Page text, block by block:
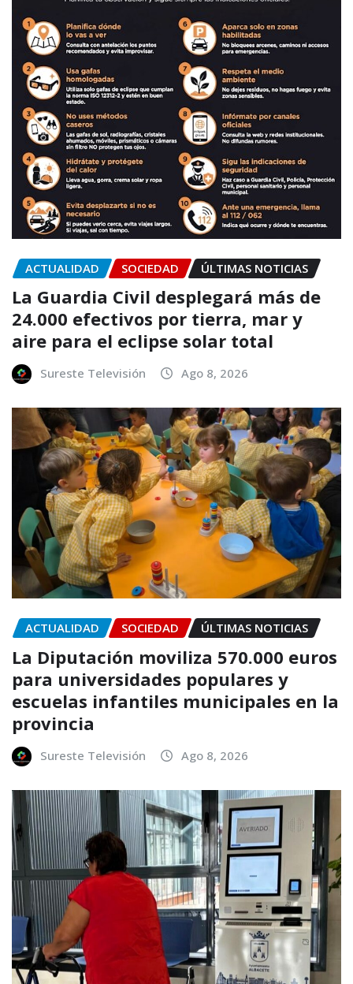
ACTUALIDAD SOCIEDAD ÚLTIMAS NOTICIAS
La Guardia Civil desplegará más de
24.000 efectivos por tierra, mar y
aire para el eclipse solar total
Sureste Televisión Ago 8, 2026
ACTUALIDAD SOCIEDAD ÚLTIMAS NOTICIAS
La Diputación moviliza 570.000 euros
para universidades populares y
escuelas infantiles municipales en la
provincia
Sureste Televisión Ago 8, 2026